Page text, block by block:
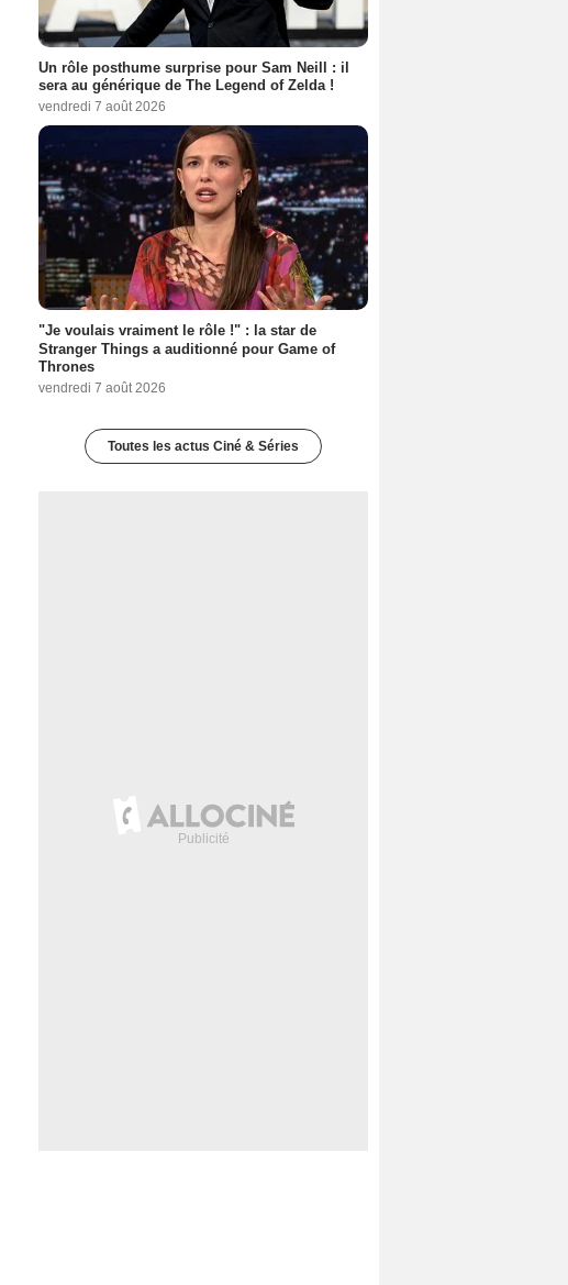
Un rôle posthume surprise pour Sam Neill : il
sera au générique de The Legend of Zelda !
vendredi 7 août 2026
"Je voulais vraiment le rôle !" : la star de
Stranger Things a auditionné pour Game of
Thrones
vendredi 7 août 2026
Toutes les actus Ciné & Séries